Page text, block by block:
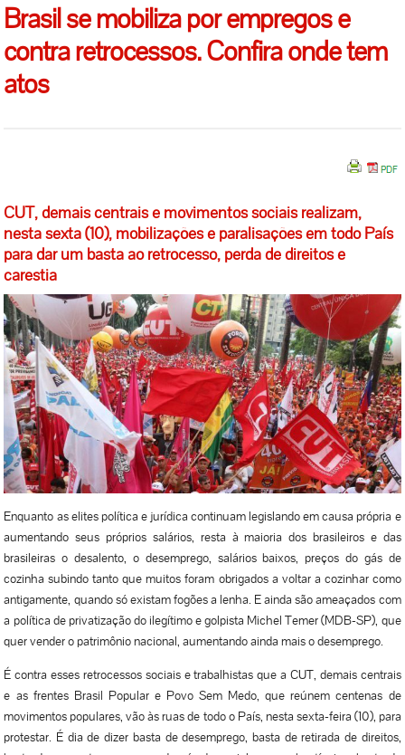
Brasil se mobiliza por empregos e
contra retrocessos. Confira onde tem
atos
CUT, demais centrais e movimentos sociais realizam,
nesta sexta (10), mobilizações e paralisações em todo País
para dar um basta ao retrocesso, perda de direitos e
carestia
Enquanto as elites política e jurídica continuam legislando em causa própria e
aumentando seus próprios salários, resta à maioria dos brasileiros e das
brasileiras o desalento, o desemprego, salários baixos, preços do gás de
cozinha subindo tanto que muitos foram obrigados a voltar a cozinhar como
antigamente, quando só existam fogões a lenha. E ainda são ameaçados com
a política de privatização do ilegítimo e golpista Michel Temer (MDB-SP), que
quer vender o patrimônio nacional, aumentando ainda mais o desemprego.
É contra esses retrocessos sociais e trabalhistas que a CUT, demais centrais
e as frentes Brasil Popular e Povo Sem Medo, que reúnem centenas de
movimentos populares, vão às ruas de todo o País, nesta sexta-feira (10), para
protestar. É dia de dizer basta de desemprego, basta de retirada de direitos,